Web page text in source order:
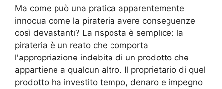
Ma come può una pratica apparentemente
innocua come la pirateria avere conseguenze
così devastanti? La risposta è semplice: la
pirateria è un reato che comporta
l'appropriazione indebita di un prodotto che
appartiene a qualcun altro. Il proprietario di quel
prodotto ha investito tempo, denaro e impegno